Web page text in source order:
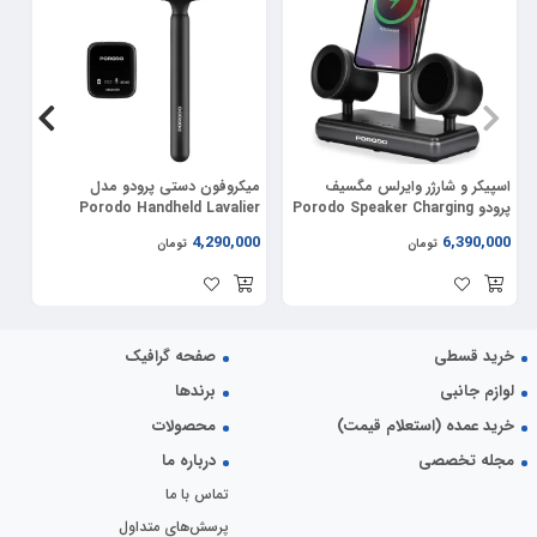
موقعیت‌های مختلف مانند استراحت، مطالعه یا خواب کاملا مناسب می‌کند.
اسپیکر و شارژر وایرلس مگسیف
پرودو Porodo Speaker Charging
6,390,000 تومان
میکروفون دستی پرودو مدل
Porodo Handheld Lavalier
4,290,000 تومان
خرید قسطی
صفحه گرافیک
لوازم جانبی
برندها
خرید عمده (استعلام قیمت)
محصولات
مجله تخصصی
درباره ما
تماس با ما
پرسش‌های متداول